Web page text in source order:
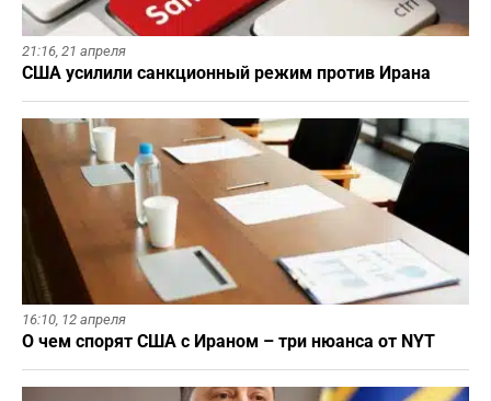
21:16, 21 апреля
США усилили санкционный режим против Ирана
16:10, 12 апреля
О чем спорят США с Ираном – три нюанса от NYT